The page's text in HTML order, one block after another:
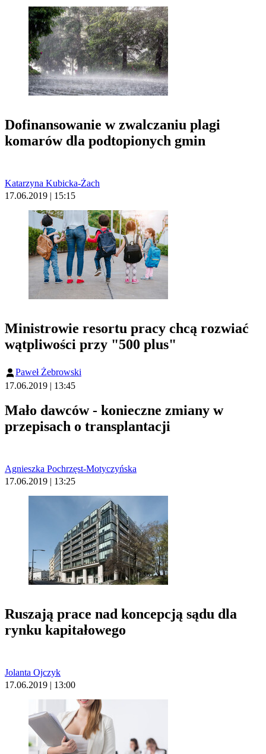
Dofinansowanie w zwalczaniu plagi
komarów dla podtopionych gmin
Katarzyna Kubicka-Żach
17.06.2019 | 15:15
Ministrowie resortu pracy chcą rozwiać
wątpliwości przy "500 plus"
Paweł Żebrowski
17.06.2019 | 13:45
Mało dawców - konieczne zmiany w
przepisach o transplantacji
Agnieszka Pochrzęst-Motyczyńska
17.06.2019 | 13:25
Ruszają prace nad koncepcją sądu dla
rynku kapitałowego
Jolanta Ojczyk
17.06.2019 | 13:00